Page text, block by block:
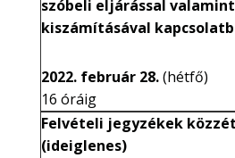
szóbeli eljárással
kiszámításával
2022. február 28.(hétfő)
16 óráig
Felvételi jegyzékek
(ideiglenes)